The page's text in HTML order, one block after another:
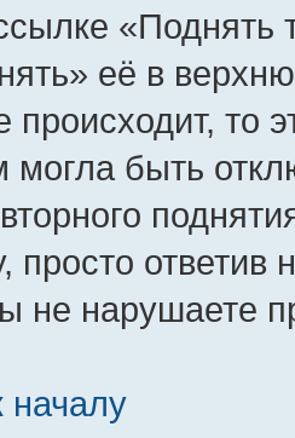
«Поднять
её в
происходит, то
могла быть
просто ответив
не нарушаете
началу